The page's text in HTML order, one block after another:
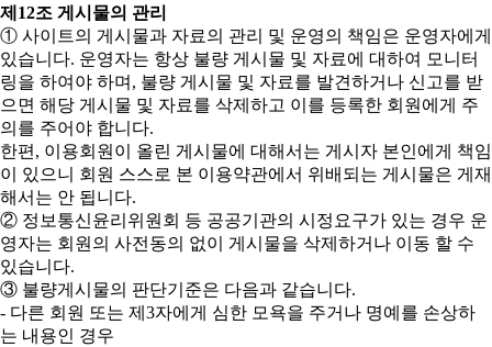
제12조 게시물의 관리
① 사이트의 게시물과 자료의 관리 및 운영의 책임은 운영자에게
있습니다. 운영자는 항상 불량 게시물 및 자료에 대하여 모니터
링을 하여야 하며, 불량 게시물 및 자료를 발견하거나 신고를 받
으면 해당 게시물 및 자료를 삭제하고 이를 등록한 회원에게 주
의를 주어야 합니다.
한편, 이용회원이 올린 게시물에 대해서는 게시자 본인에게 책임
이 있으니 회원 스스로 본 이용약관에서 위배되는 게시물은 게재
해서는 안 됩니다.
② 정보통신윤리위원회 등 공공기관의 시정요구가 있는 경우 운
영자는 회원의 사전동의 없이 게시물을 삭제하거나 이동 할 수
있습니다.
③ 불량게시물의 판단기준은 다음과 같습니다.
- 다른 회원 또는 제3자에게 심한 모욕을 주거나 명예를 손상하
는 내용인 경우